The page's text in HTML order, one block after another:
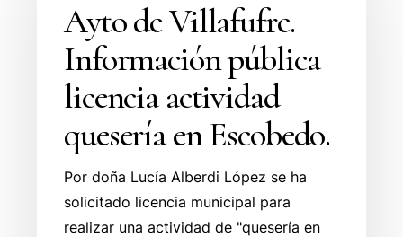
Información
pública
licencia
actividad
quesería
Escobedo.
Ayto de Villafufre.
Información pública
licencia actividad
quesería en Escobedo.
Por doña Lucía Alberdi López se ha
solicitado licencia municipal para
realizar una actividad de "quesería en